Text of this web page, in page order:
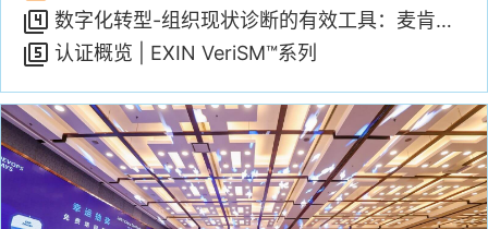
filter_4 数字化转型-组织现状诊断的有效工具：麦肯锡7-S模型
filter_5 认证概览 | EXIN VeriSM™系列